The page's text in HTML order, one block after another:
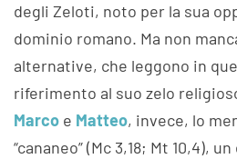
degli Zeloti, noto per la sua
dominio romano. Ma non
alternative, che leggono in
riferimento al suo zelo
Marco e Matteo, invece, lo
“cananeo” (Mc 3,18; Mt 10,4),